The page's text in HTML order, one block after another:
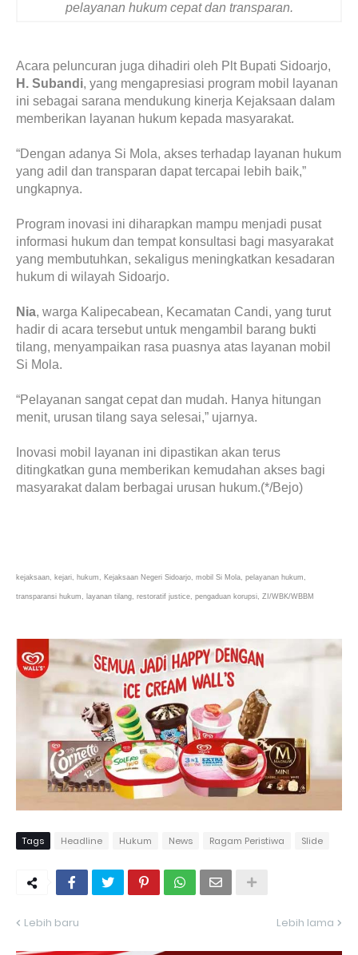
pelayanan hukum cepat dan transparan.
Acara peluncuran juga dihadiri oleh Plt Bupati Sidoarjo,
H. Subandi, yang mengapresiasi program mobil layanan
ini sebagai sarana mendukung kinerja Kejaksaan dalam
memberikan layanan hukum kepada masyarakat.
“Dengan adanya Si Mola, akses terhadap layanan hukum
yang adil dan transparan dapat tercapai lebih baik,”
ungkapnya.
Program inovasi ini diharapkan mampu menjadi pusat
informasi hukum dan tempat konsultasi bagi masyarakat
yang membutuhkan, sekaligus meningkatkan kesadaran
hukum di wilayah Sidoarjo.
Nia, warga Kalipecabean, Kecamatan Candi, yang turut
hadir di acara tersebut untuk mengambil barang bukti
tilang, menyampaikan rasa puasnya atas layanan mobil
Si Mola.
“Pelayanan sangat cepat dan mudah. Hanya hitungan
menit, urusan tilang saya selesai,” ujarnya.
Inovasi mobil layanan ini dipastikan akan terus
ditingkatkan guna memberikan kemudahan akses bagi
masyarakat dalam berbagai urusan hukum.(*/Bejo)
kejaksaan, kejari, hukum, Kejaksaan Negeri Sidoarjo, mobil Si Mola, pelayanan hukum,
transparansi hukum, layanan tilang, restoratif justice, pengaduan korupsi, ZI/WBK/WBBM
Tags Headline Hukum News Ragam Peristiwa Slide
Lebih baru Lebih lama